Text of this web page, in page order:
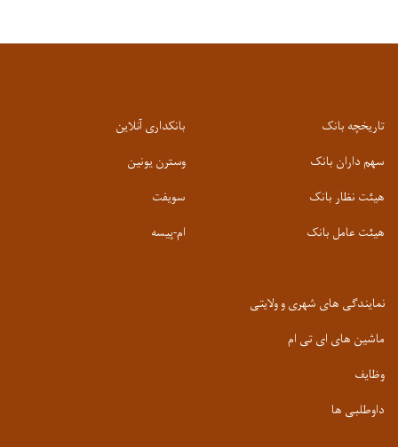
تاریخچه بانک
سهم داران بانک
هیئت نظار بانک
هیئت عامل بانک
بانکداری آنلاین
وسترن یونین
سویفت
ام-پیسه
نمایندگی های شهری و ولایتی
ماشین های ای تی ام
وظایف
داوطلبی ها